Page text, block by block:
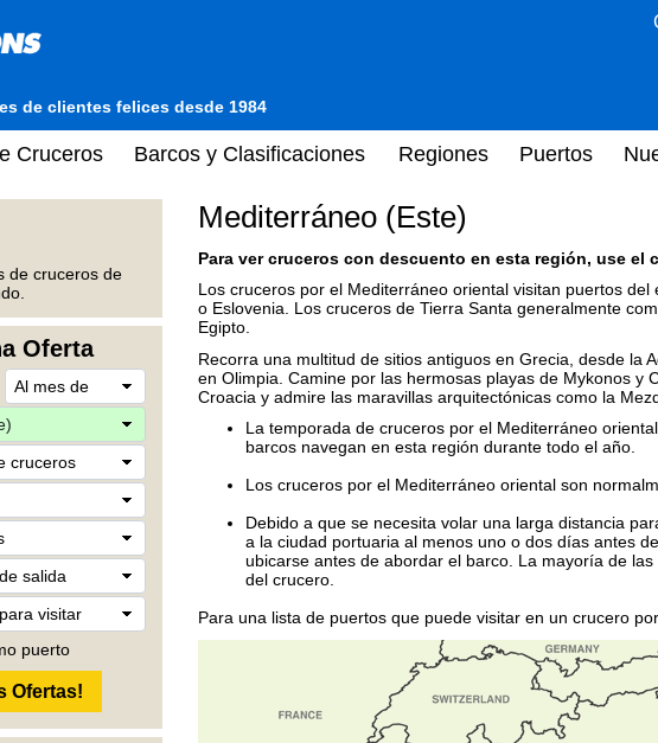
de clientes felices desde 1984
Cruceros Barcos y Clasificaciones Regiones Puertos
de cruceros de
Oferta
puerto
Mediterráneo (Este)
Para ver cruceros con descuento en esta región, use el
Los cruceros por el Mediterráneo oriental visitan puertos
o Eslovenia. Los cruceros de Tierra Santa generalmente
Egipto.
Recorra una multitud de sitios antiguos en Grecia, desde la
en Olimpia. Camine por las hermosas playas de Mykonos y
Croacia y admire las maravillas arquitectónicas como la
La temporada de cruceros por el Mediterráneo
barcos navegan en esta región durante todo el año.
Los cruceros por el Mediterráneo oriental son
Debido a que se necesita volar una larga distancia
a la ciudad portuaria al menos uno o dos días antes
ubicarse antes de abordar el barco. La mayoría de
del crucero.
Para una lista de puertos que puede visitar en un crucero